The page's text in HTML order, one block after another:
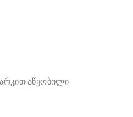
აწყობილი